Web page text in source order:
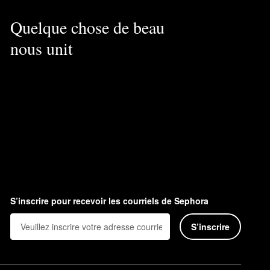
Quelque chose de beau
nous unit
S’inscrire pour recevoir les courriels de Sephora
S’inscrire